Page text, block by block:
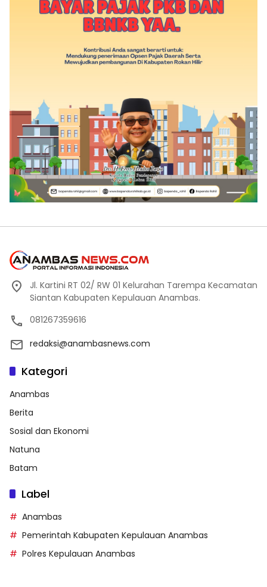
Jl. Kartini RT 02/ RW 01 Kelurahan Tarempa Kecamatan
Siantan Kabupaten Kepulauan Anambas.
081267359616
redaksi@anambasnews.com
Kategori
Anambas
Berita
Sosial dan Ekonomi
Natuna
Batam
Label
Anambas
Pemerintah Kabupaten Kepulauan Anambas
Polres Kepulauan Anambas